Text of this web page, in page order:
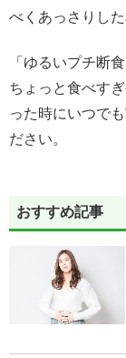
べくあっさりした
「ゆるいプチ断
ちょっと食べす
った時にいつで
ださい。
おすすめ記事